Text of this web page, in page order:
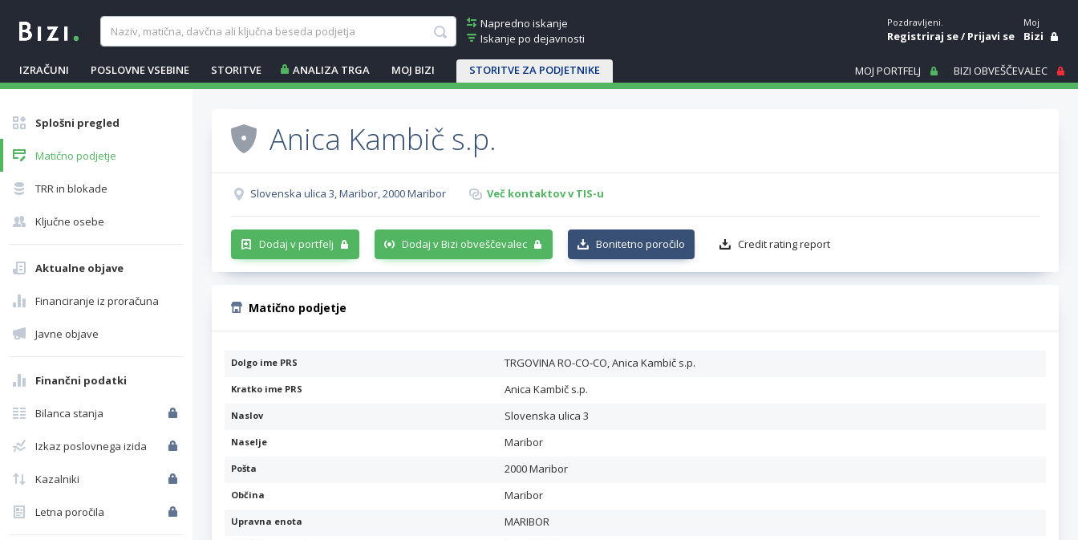
Napredno iskanje
Iskanje po dejavnosti
IZRAČUNI POSLOVNE VSEBINE STORITVE ANALIZA TRGA MOJ BIZI STORITVE ZA PODJETNIKE
Pozdravljeni.
Registriraj se/Prijavi se
Moj
Bizi
MOJ PORTFELJ BIZI OBVEŠČEVALEC
Splošni pregled
Matično podjetje
TRR in blokade
Ključne osebe
Aktualne objave
Financiranje iz proračuna
Javne objave
Finančni podatki
Bilanca stanja
Izkaz poslovnega izida
Kazalniki
Letna poročila
Anica Kambič s.p.
Slovenska ulica 3, Maribor, 2000 Maribor Več kontaktov v TIS-u
Dodaj v portfelj Dodaj v Bizi obveščevalec Bonitetno poročilo Credit rating report
Matično podjetje
Dolgo ime PRS TRGOVINA RO-CO-CO, Anica Kambič s.p.
Kratko ime PRS Anica Kambič s.p.
Naslov Slovenska ulica 3
Naselje Maribor
Pošta 2000 Maribor
Občina Maribor
Upravna enota MARIBOR